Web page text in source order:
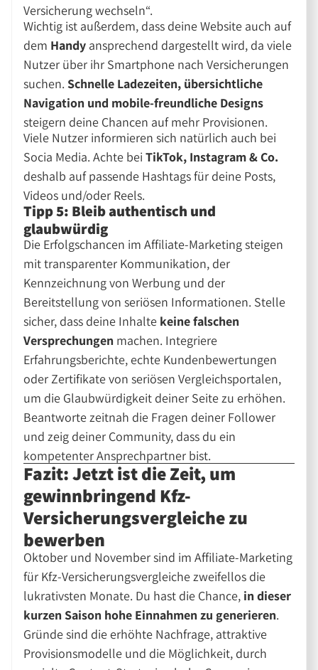
Versicherung wechseln .
Wichtig ist außerdem, dass deine Website auch auf
dem Handy ansprechend dargestellt wird, da viele
Nutzer über ihr Smartphone nach Versicherungen
suchen.Schnelle Ladezeiten, übersichtliche
Navigation und mobile-freundliche Designs
steigern deine Chancen auf mehr Provisionen.
Viele Nutzer informieren sich natürlich auch bei
Socia Media. Achte beiTikTok, Instagram & Co.
deshalb auf passende Hashtags für deine Posts,
Videos und/oder Reels.
Tipp 5: Bleib authentisch und
glaubwürdig
Die Erfolgschancen im Affiliate-Marketing steigen
mit transparenter Kommunikation, der
Kennzeichnung von Werbung und der
Bereitstellung von seriösen Informationen. Stelle
sicher, dass deine Inhalte keine falschen
Versprechungen machen. Integriere
Erfahrungsberichte, echte Kundenbewertungen
oder Zertifikate von seriösen Vergleichsportalen,
um die Glaubwürdigkeit deiner Seite zu erhöhen.
Beantworte zeitnah die Fragen deiner Follower
und zeig deiner Community, dass du ein
kompetenter Ansprechpartner bist.
Fazit: Jetzt ist die Zeit, um
gewinnbringend Kfz-
Versicherungsvergleiche zu
bewerben
Oktober und November sind im Affiliate-Marketing
für Kfz-Versicherungsvergleiche zweifellos die
lukrativsten Monate. Du hast die Chance, in dieser
kurzen Saison hohe Einnahmen zu generieren.
Gründe sind die erhöhte Nachfrage, attraktive
Provisionsmodelle und die Möglichkeit, durch